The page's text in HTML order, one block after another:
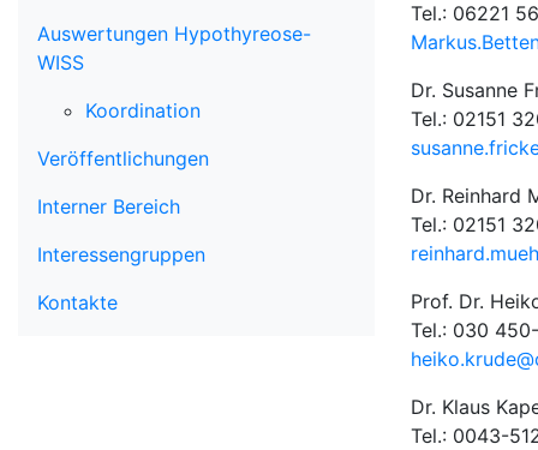
Auswertungen Hypothyreose-
WISS
Koordination
Veröffentlichungen
Interner Bereich
Interessengruppen
Kontakte
Tel.: 06221
Dr. Susanne
Tel.: 02151
Dr. Reinhard
Tel.: 02151
Prof. Dr.
Tel.: 030
Dr. Klaus
Tel.: 0043-